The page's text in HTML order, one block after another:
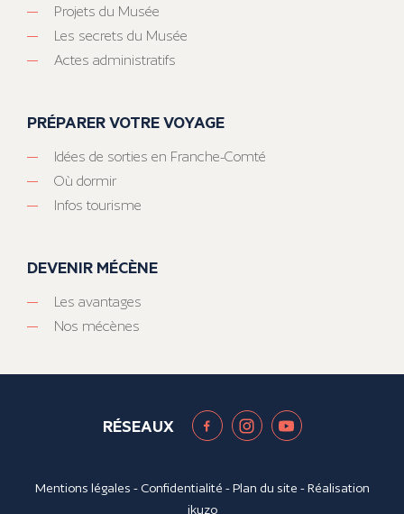
Projets du Musée
Les secrets du Musée
Actes administratifs
PRÉPARER VOTRE VOYAGE
Idées de sorties en Franche-Comté
Où dormir
Infos tourisme
DEVENIR MÉCÈNE
Les avantages
Nos mécènes
RÉSEAUX
Mentions légales - Confidentialité -Plan du site - Réalisation
ikuzo